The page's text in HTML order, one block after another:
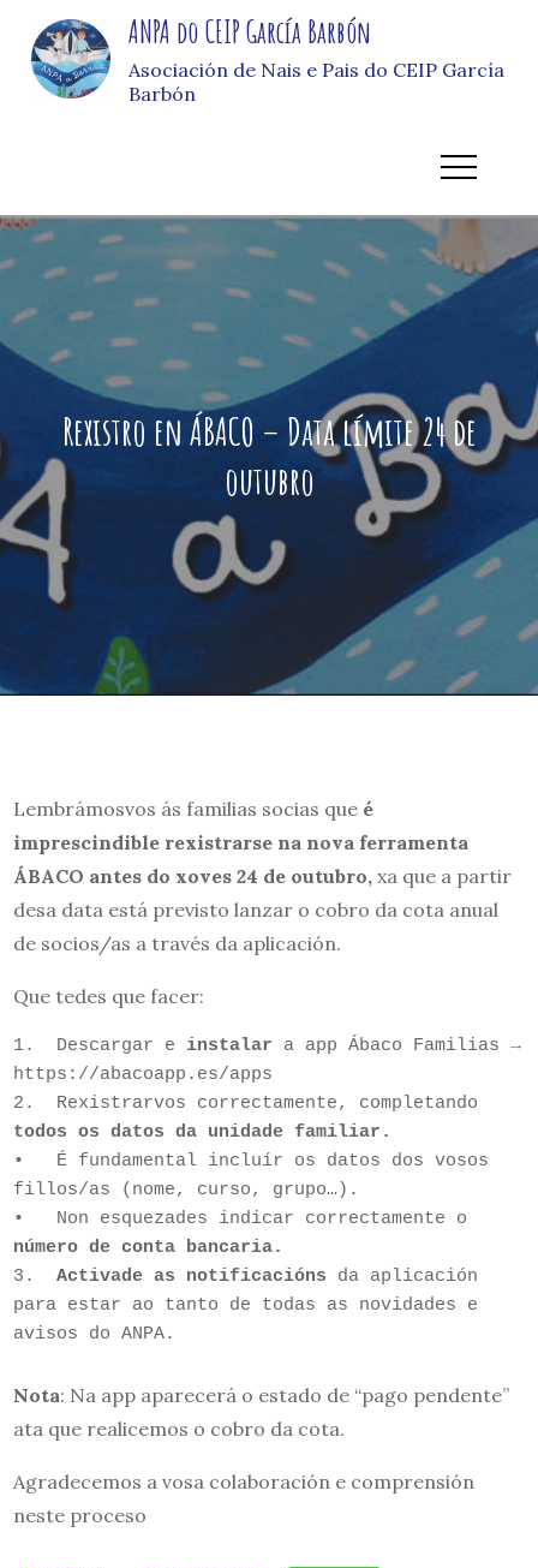
content
ANPA do CEIP García Barbón
Asociación de Nais e Pais do CEIP García
Barbón
Rexistro en ÁBACO – Data límite 24 de
outubro
Lembrámosvos ás familias socias que é
imprescindible rexistrarse na nova ferramenta
ÁBACO antes do xoves 24 de outubro,xa que a partir
desa data está previsto lanzar o cobro da cota anual
de socios/as a través da aplicación.
Que tedes que facer:
1.  Descargar e instalar a app Ábaco Familias →
https://abacoapp.es/apps
todos os datos da unidade familiar.
•   É fundamental incluír os datos dos vosos
fillos/as (nome, curso, grupo…).
número de conta bancaria.
3.
Activade as notificacións da aplicación
para estar ao tanto de todas as novidades e
avisos do ANPA.
Nota: Na app aparecerá o estado de “pago pendente”
ata que realicemos o cobro da cota.
Agradecemos a vosa colaboración e comprensión
neste proceso